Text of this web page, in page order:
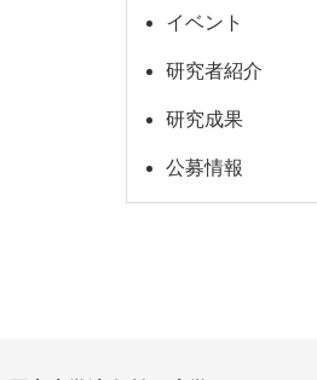
イベント
研究者紹介
研究成果
公募情報